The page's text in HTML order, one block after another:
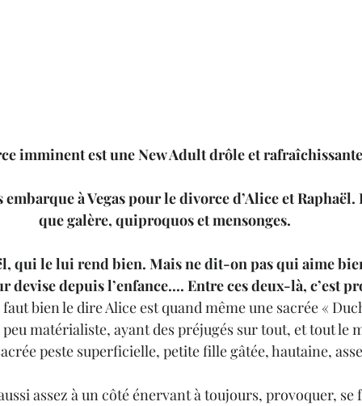
imminent est une New Adult drôle et
à Vegas pour le divorce d’Alice et Raphaël.
que galère, quiproquos et mensonges.
qui le lui rend bien. Mais ne dit-on pas qui aime
devise depuis l’enfance.... Entre ces deux-là, c’est
bien le dire Alice est quand même une sacrée «
matérialiste, ayant des préjugés sur tout, et tout le
peste superficielle, petite fille gâtée, hautaine,
assez à un côté énervant à toujours, provoquer,